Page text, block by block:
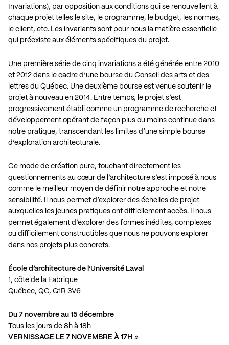
Invariations), par opposition aux conditions qui se renouvellent à
chaque projet telles le site, le programme, le budget, les normes,
le client, etc. Les invariants sont pour nous la matière essentielle
qui préexiste aux éléments spécifiques du projet.
Une première série de cinq invariations a été générée entre 2010
et 2012 dans le cadre d’une bourse du Conseil des arts et des
lettres du Québec. Une deuxième bourse est venue soutenir le
projet à nouveau en 2014. Entre temps, le projet s’est
progressivement établi comme un programme de recherche et
développement opérant de façon plus ou moins continue dans
notre pratique, transcendant les limites d’une simple bourse
d’exploration architecturale.
Ce mode de création pure, touchant directement les
questionnements au cœur de l’architecture s’est imposé à nous
comme le meilleur moyen de définir notre approche et notre
sensibilité. Il nous permet d’explorer des échelles de projet
auxquelles les jeunes pratiques ont difficilement accès. Il nous
permet également d’explorer des formes inédites, complexes
ou difficilement constructibles que nous ne pouvons explorer
dans nos projets plus concrets.
École d’architecture de l’Université Laval
1, côte de la Fabrique
Québec, QC, G1R 3V6
Du 7 novembre au 15 décembre
Tous les jours de 8h à 18h
VERNISSAGE LE 7 NOVEMBRE À 17H »